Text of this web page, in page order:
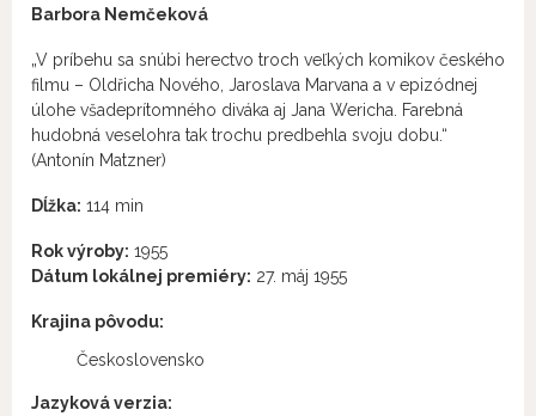
Barbora Nemčeková
„V príbehu sa snúbi herectvo troch veľkých komikov českého
filmu – Oldřicha Nového, Jaroslava Marvana a v epizódnej
úlohe všadeprítomného diváka aj Jana Wericha. Farebná
hudobná veselohra tak trochu predbehla svoju dobu.“
(Antonín Matzner)
Dĺžka: 114 min
Rok výroby: 1955
Dátum lokálnej premiéry: 27. máj 1955
Krajina pôvodu:
Československo
Jazyková verzia: